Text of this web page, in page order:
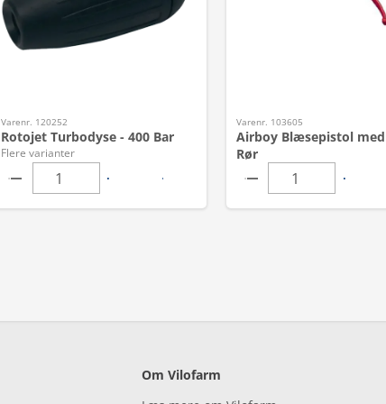
Varenr. 120252
Rotojet Turbodyse - 400 Bar
Flere varianter
Varenr. 103605
Airboy Blæsepistol
Rør
Om Vilofarm